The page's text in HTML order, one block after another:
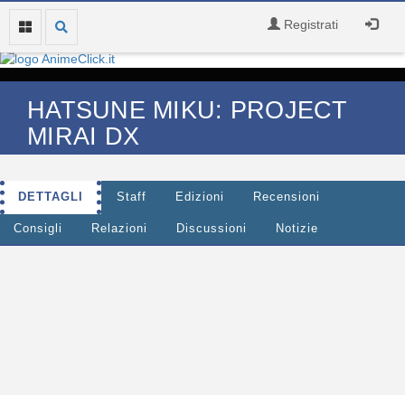
Registrati
HATSUNE MIKU: PROJECT
MIRAI DX
DETTAGLI Staff Edizioni Recensioni
Consigli Relazioni Discussioni Notizie